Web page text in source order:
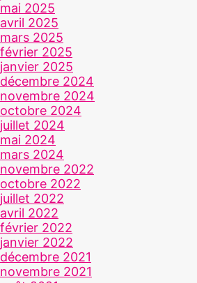
mai 2025
avril 2025
mars 2025
février 2025
janvier 2025
décembre 2024
novembre 2024
octobre 2024
juillet 2024
mai 2024
mars 2024
novembre 2022
octobre 2022
juillet 2022
avril 2022
février 2022
janvier 2022
décembre 2021
novembre 2021